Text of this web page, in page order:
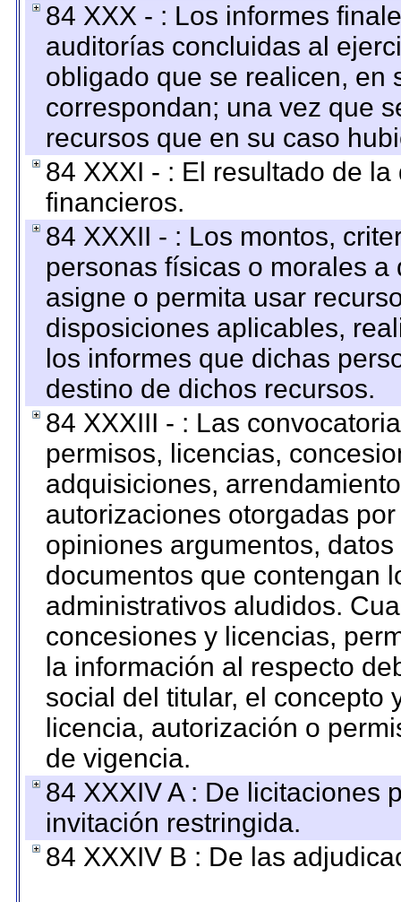
84 XXX - : Los informes
auditorías concluidas al
obligado que se realicen, en
correspondan; una vez que
recursos que en su caso
84 XXXI - : El resultado de
financieros.
84 XXXII - : Los montos,
personas físicas o morales
asigne o permita usar
disposiciones aplicables,
los informes que dichas
destino de dichos recursos.
84 XXXIII - : Las
permisos, licencias,
adquisiciones,
autorizaciones otorgadas
opiniones argumentos,
documentos que contengan
administrativos aludidos.
concesiones y licencias,
la información al respecto
social del titular, el concepto
licencia, autorización o
de vigencia.
84 XXXIV A : De licitaciones
invitación restringida.
84 XXXIV B : De las